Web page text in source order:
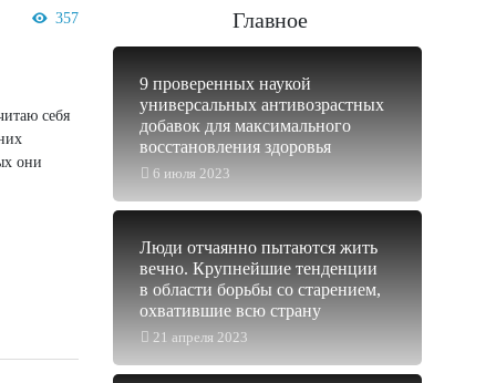
357
себя
они
Главное
6 июля 2023
9 проверенных наукой
универсальных антивозрастных
добавок для максимального
восстановления здоровья
21 апреля 2023
Люди отчаянно пытаются жить
вечно. Крупнейшие тенденции
в области борьбы со старением,
охватившие всю страну